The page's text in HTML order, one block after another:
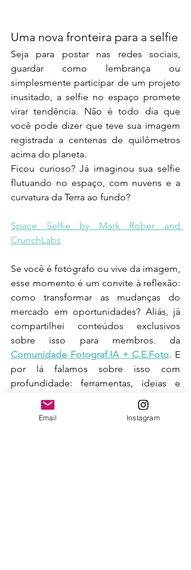
Uma nova fronteira para a selfie
Seja para postar nas redes sociais,
guardar como lembrança ou
simplesmente participar de um projeto
inusitado, a selfie no espaço promete
virar tendência. Não é todo dia que
você pode dizer que teve sua imagem
registrada a centenas de quilômetros
acima do planeta.
Ficou curioso? Já imaginou sua selfie
flutuando no espaço, com nuvens e a
curvatura da Terra ao fundo?
Space Selfie by Mark Rober and
CrunchLabs
Se você é fotógrafo ou vive da imagem,
esse momento é um convite à reflexão:
como transformar as mudanças do
mercado em oportunidades? Aliás, já
compartilhei conteúdos exclusivos
Comunidade Fotograf.IA + C.E.Foto. E
por lá falamos sobre isso com
profundidade: ferramentas, ideias e
caminhos para quem quer ir além do
clique. Que tal explorarmos as
Email Instagram